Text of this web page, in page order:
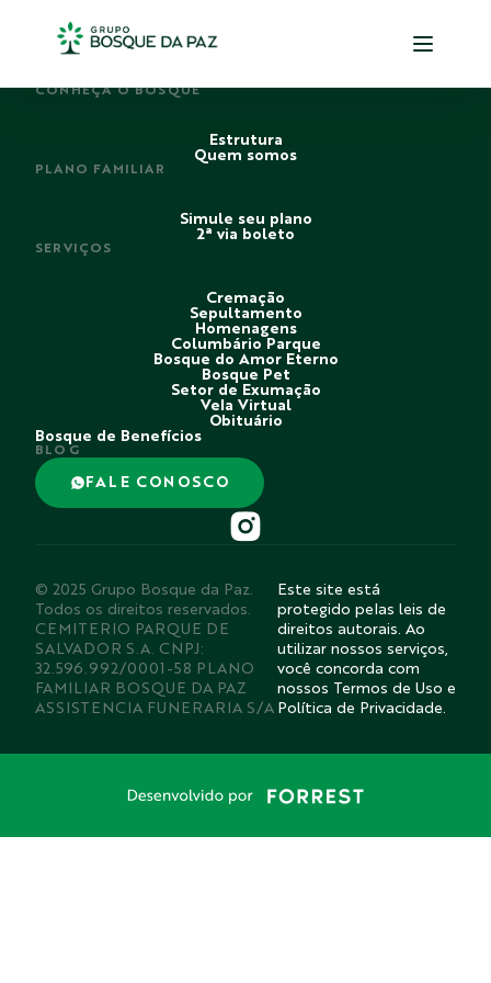
CONHEÇA O BOSQUE
Estrutura
Quem somos
PLANO FAMILIAR
Simule seu plano
2ª via boleto
SERVIÇOS
Cremação
Sepultamento
Homenagens
Columbário Parque
Bosque do Amor Eterno
Bosque Pet
Setor de Exumação
Vela Virtual
Obituário
Bosque de Benefícios
BLOG
FALE CONOSCO
© 2025 Grupo Bosque da Paz.
Todos os direitos reservados.
CEMITERIO PARQUE DE
SALVADOR S.A. CNPJ:
32.596.992/0001-58 PLANO
FAMILIAR BOSQUE DA PAZ
ASSISTENCIA FUNERARIA S/A
Este site está
protegido pelas leis de
direitos autorais. Ao
utilizar nossos serviços,
você concorda com
nossos Termos de Uso e
Política de Privacidade.